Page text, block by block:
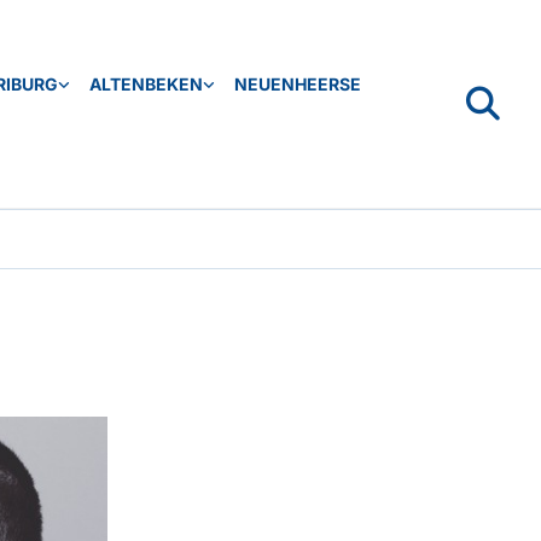
ALTENBEKEN NEUENHEERSE